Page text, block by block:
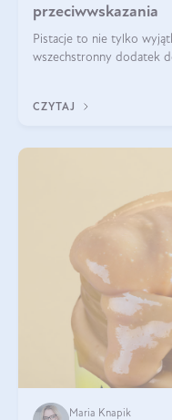
przeciwwskazania
Pistacje to nie tylko
wszechstronny dodatek
CZYTAJ
Maria Knapik